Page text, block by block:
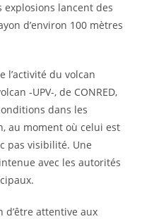
explosions lancent des
d’environ 100 mètres
l’activité du volcan
-UPV-, de CONRED,
dans les
au moment où celui est
pas visibilité. Une
avec les autorités
attentive aux